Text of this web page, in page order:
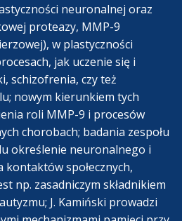
neuronalnej oraz
proteazy, MMP-9
w plastyczności
jak uczenie się i
schizofrenia, czy też
nowym kierunkiem tych
roli MMP-9 i procesów
chorobach; badania zespołu
określenie neuronalnego i
kontaktów społecznych,
np. zasadniczym składnikiem
J. Kamiński prowadzi